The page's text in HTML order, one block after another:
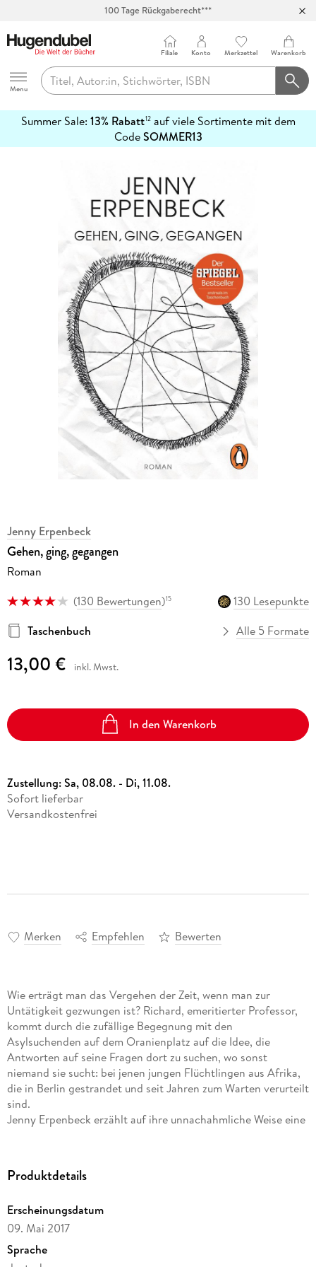
100 Tage Rückgaberecht***
Hugendubel
Menu
Filiale Konto Merkzettel Warenkorb
Summer Sale: 13% Rabatt12auf viele Sortimente mit dem
CodeSOMMER13
erfahren
Jenny Erpenbeck
Gehen, ging, gegangen
Roman
(130 Bewertungen)15
130 Lesepunkte
Taschenbuch
Alle 5 Formate
13,00 € inkl. Mwst.
In den Warenkorb
Zustellung:Sa, 08.08. - Di, 11.08.
Sofort lieferbar
Versandkostenfrei
Merken Empfehlen Bewerten
Wie erträgt man das Vergehen der Zeit, wenn man zur
Untätigkeit gezwungen ist? Richard, emeritierter Professor,
kommt durch die zufällige Begegnung mit den
Asylsuchenden auf dem Oranienplatz auf die Idee, die
Antworten auf seine Fragen dort zu suchen, wo sonst
niemand sie sucht: bei jenen jungen Flüchtlingen aus Afrika,
die in Berlin gestrandet und seit Jahren zum Warten verurteilt
sind.
Jenny Erpenbeck erzählt auf ihre unnachahmliche Weise eine
Produktdetails
Erscheinungsdatum
09. Mai 2017
Sprache